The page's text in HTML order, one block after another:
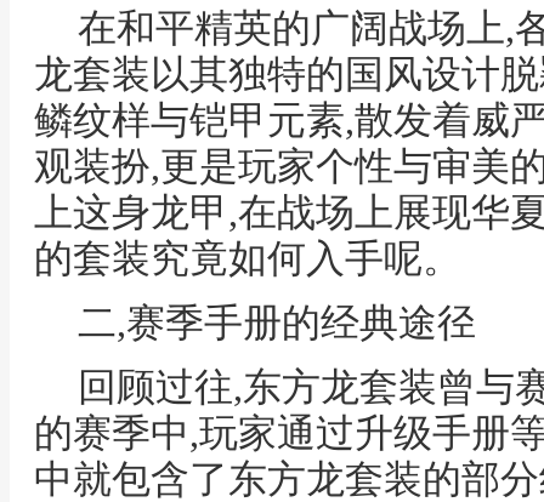
在和平精英的广阔战场上,
龙套装以其独特的国风设计
鳞纹样与铠甲元素,散发着威
观装扮,更是玩家个性与审美
上这身龙甲,在战场上展现华
的套装究竟如何入手呢。
二,赛季手册的经典途径
回顾过往,东方龙套装曾与
的赛季中,玩家通过升级手册
中就包含了东方龙套装的部